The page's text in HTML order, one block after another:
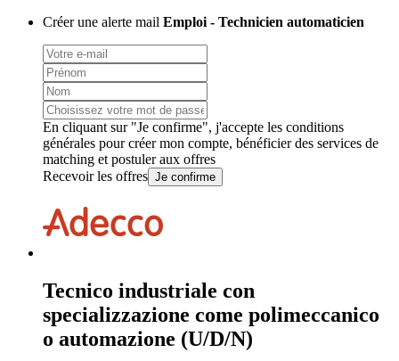
Créer une alerte mail Emploi - Technicien automaticien
En cliquant sur "Je confirme", j'accepte les conditions
générales pour créer mon compte, bénéficier des services de
matching et postuler aux offres
Recevoir les offres Je confirme
Tecnico industriale con
specializzazione come polimeccanico
o automazione (U/D/N)